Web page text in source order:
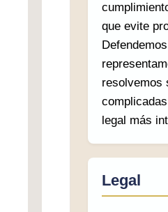
que evite
resolvemos
legal más
Legal